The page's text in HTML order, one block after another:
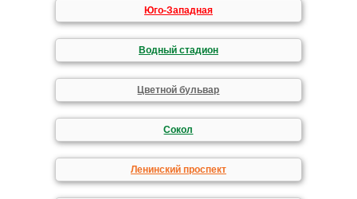
Юго-Западная
Водный стадион
Цветной бульвар
Сокол
Ленинский проспект